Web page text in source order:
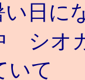
日に
シオ
いて